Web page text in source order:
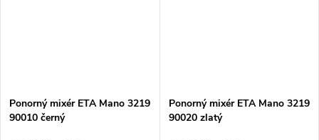
Ponorný mixér ETA Mano 3219
90010 černý
Ponorný mixér ETA Mano 3219
90020 zlatý